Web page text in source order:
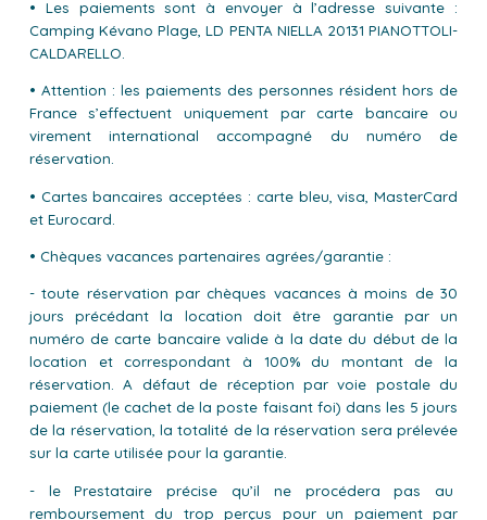
• Les paiements sont à envoyer à l’adresse suivante :
Camping Kévano Plage, LD PENTA NIELLA 20131 PIANOTTOLI-
CALDARELLO.
• Attention : les paiements des personnes résident hors de
France s’effectuent uniquement par carte bancaire ou
virement international accompagné du numéro de
réservation.
• Cartes bancaires acceptées : carte bleu, visa, MasterCard
et Eurocard.
• Chèques vacances partenaires agrées/garantie :
- toute réservation par chèques vacances à moins de 30
jours précédant la location doit être garantie par un
numéro de carte bancaire valide à la date du début de la
location et correspondant à 100% du montant de la
réservation. A défaut de réception par voie postale du
paiement (le cachet de la poste faisant foi) dans les 5 jours
de la réservation, la totalité de la réservation sera prélevée
sur la carte utilisée pour la garantie.
- le Prestataire précise qu’il ne procédera pas au
remboursement du trop perçus pour un paiement par